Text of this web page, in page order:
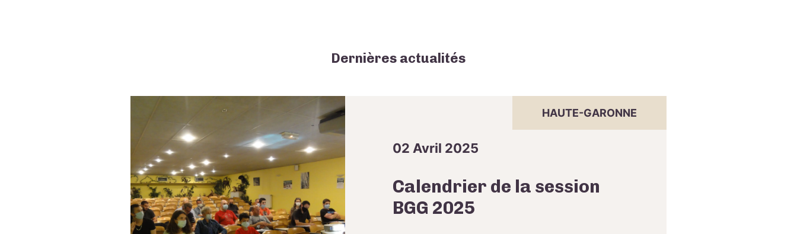
Dernières actualités
HAUTE-GARONNE
02 Avril 2025
Calendrier de la session
BGG 2025